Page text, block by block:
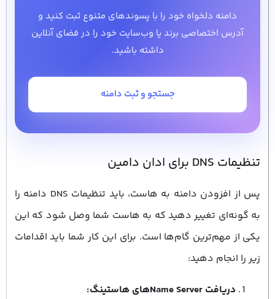
دامنه دلخواه خود را با پسوندهای متنوع ثبت کنید و
آدرس اختصاصی برند یا وب‌سایت خود را در فضای آنلاین
داشته باشید.
جستجو و ثبت دامنه
تنظیمات DNS برای ادان دامین
پس از افزودن دامنه به هاست، باید تنظیمات DNS دامنه را
به گونه‌ای تغییر دهید که به هاست شما وصل شود که این
یکی از مهم‌ترین گام‌ها است. برای این کار شما باید اقدامات
زیر را انجام دهید:
دریافت Name Serverهای هاستینگ: